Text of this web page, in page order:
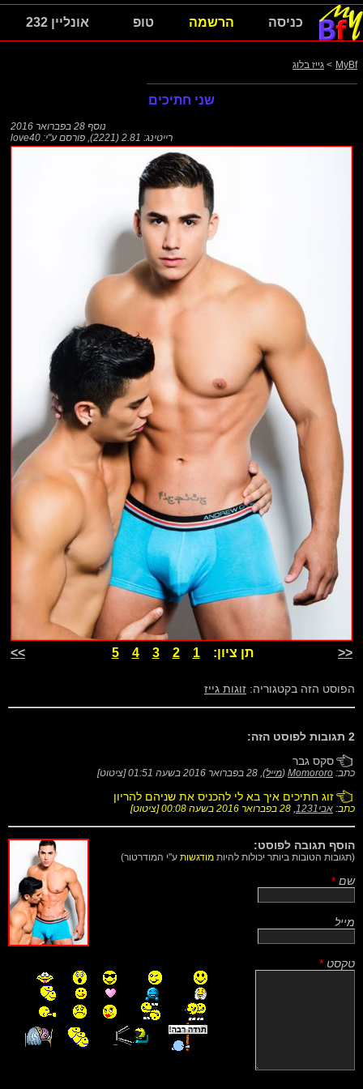
כניסה הרשמה טופ אונליין 232
MyBf
> גייז בלוג
שני חתיכים
נוסף 28 בפברואר 2016
רייטינג: 2.81 (2221)
, פורסם ע"י: love40
<< תן ציון:1
2
3
4
5
>>
הפוסט הזה בקטגוריה: זוגות גייז
2 תגובות לפוסט הזה:
סקס גבר
כתב: Momororo
(מייל), 28 בפברואר 2016 בשעה 01:51 [ציטוט]
זוג חתיכים איך בא לי להכניס את שניהם להריון
כתב: אבי1231 , 28 בפברואר 2016 בשעה 00:08 [ציטוט]
הוסף תגובה לפוסט:
(תגובות הטובות ביותר יכולות להיות מודגשות ע"י המודרטור)
שם *
מייל
טקסט *